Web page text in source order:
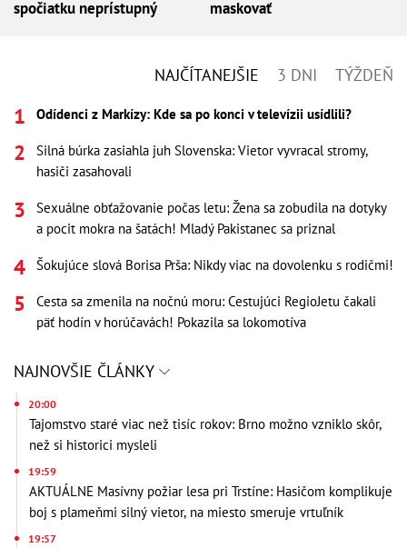
spočiatku neprístupný
maskovať
NAJČÍTANEJŠIE 3 DNI TÝŽDEŇ
Odídenci z Markízy: Kde sa po konci v televízii usídlili?
Silná búrka zasiahla juh Slovenska: Vietor vyvracal stromy,
hasiči zasahovali
Sexuálne obťažovanie počas letu: Žena sa zobudila na dotyky
a pocit mokra na šatách! Mladý Pakistanec sa priznal
Šokujúce slová Borisa Prša: Nikdy viac na dovolenku s rodičmi!
Cesta sa zmenila na nočnú moru: Cestujúci RegioJetu čakali
päť hodín v horúčavách! Pokazila sa lokomotíva
NAJNOVŠIE ČLÁNKY
20:00
Tajomstvo staré viac než tisíc rokov: Brno možno vzniklo skôr,
než si historici mysleli
19:59
AKTUÁLNE Masívny požiar lesa pri Trstíne: Hasičom komplikuje
boj s plameňmi silný vietor, na miesto smeruje vrtuľník
19:57